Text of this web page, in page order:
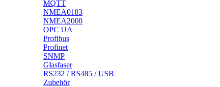
MQTT
NMEA0183
NMEA2000
OPC UA
Profibus
Profinet
SNMP
Glasfaser
RS232 / RS485 / USB
Zubehör